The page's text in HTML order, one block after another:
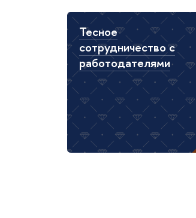
Тесное
сотрудничество с
работодателями